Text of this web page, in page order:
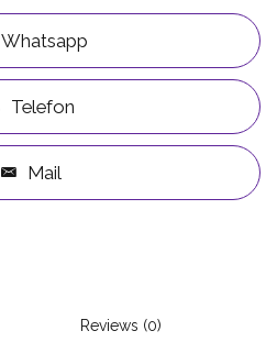
Whatsapp
Telefon
Mail
Reviews (0)